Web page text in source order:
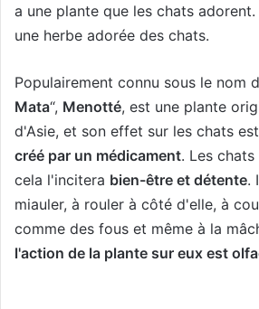
a une plante que les chats
une herbe adorée des chats.
Populairement connu sous le nom
Mata“, Menotté, est une plante
d'Asie, et son effet sur les chats est
créé par un médicament. Les
cela l'incitera bien-être et détente.
miauler, à rouler à côté d'elle, à
comme des fous et même à la
l'action de la plante sur eux est